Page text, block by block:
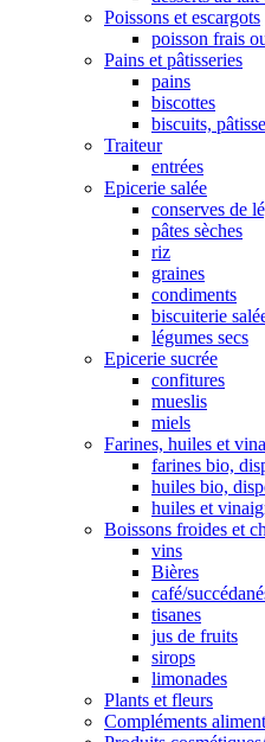
Poissons et escargots
poisson frais
Pains et pâtisseries
pains
biscottes
biscuits,
Traiteur
entrées
Epicerie salée
conserves de
pâtes sèches
riz
graines
condiments
biscuiterie
légumes secs
Epicerie sucrée
confitures
mueslis
miels
Farines, huiles et
farines bio,
huiles bio,
huiles et
Boissons froides et
vins
Bières
café/
tisanes
jus de fruits
sirops
limonades
Plants et fleurs
Compléments